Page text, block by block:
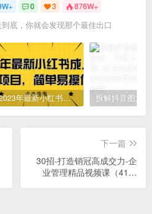
0 3 876W+
底，你就会发现那个最佳出口
2023年最新小红书成人电商项目，简单易操作【详细教程】
下一篇
30招-打造销冠高成交力-企
业管理精品视频课（41节